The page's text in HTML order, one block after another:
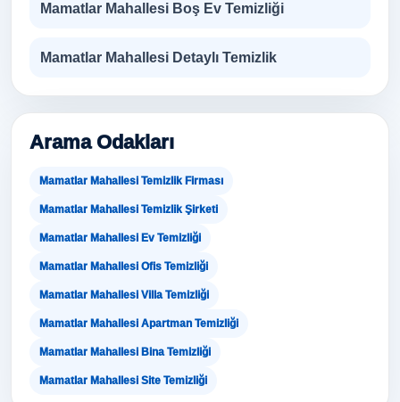
Mamatlar Mahallesi Boş Ev Temizliği
Mamatlar Mahallesi Detaylı Temizlik
Arama Odakları
Mamatlar Mahallesi Temizlik Firması
Mamatlar Mahallesi Temizlik Şirketi
Mamatlar Mahallesi Ev Temizliği
Mamatlar Mahallesi Ofis Temizliği
Mamatlar Mahallesi Villa Temizliği
Mamatlar Mahallesi Apartman Temizliği
Mamatlar Mahallesi Bina Temizliği
Mamatlar Mahallesi Site Temizliği